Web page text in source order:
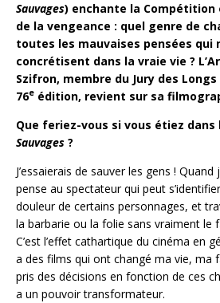
Sauvages) enchante la
de la vengeance : quel genre de
toutes les mauvaises pensées qui
concrétisent dans la vraie vie ?
Szifron, membre du Jury des
76e édition, revient sur sa
Que feriez-vous si vous étiez dans
Sauvages ?
J’essaierais de sauver les gens ! Quand
pense au spectateur qui peut
douleur de certains personnages, et
la barbarie ou la folie sans vraiment le
C’est l’effet cathartique du cinéma en
a des films qui ont changé ma vie, ma
pris des décisions en fonction de ces
a un pouvoir transformateur.